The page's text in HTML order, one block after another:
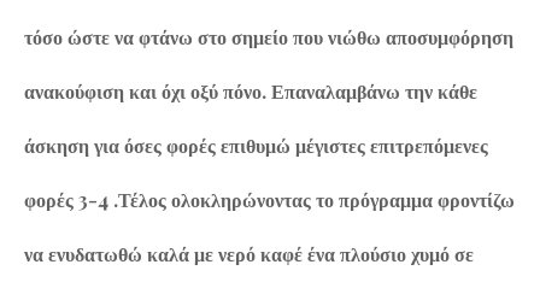
τόσο ώστε να φτάνω στο σημείο που νιώθω αποσυμφόρηση
ανακούφιση και όχι οξύ πόνο. Επαναλαμβάνω την κάθε
άσκηση για όσες φορές επιθυμώ μέγιστες επιτρεπόμενες
φορές 3-4 .Τέλος ολοκληρώνοντας το πρόγραμμα φροντίζω
να ενυδατωθώ καλά με νερό καφέ ένα πλούσιο χυμό σε